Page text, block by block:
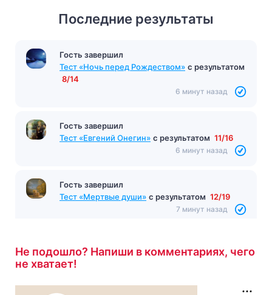
Последние результаты
Гость завершил
Тест «Ночь перед Рождеством» с результатом
8/14
6 минут назад
Гость завершил
Тест «Евгений Онегин» с результатом 11/16
6 минут назад
Гость завершил
Тест «Мертвые души» с результатом 12/19
7 минут назад
Не подошло? Напиши в комментариях, чего
не хватает!